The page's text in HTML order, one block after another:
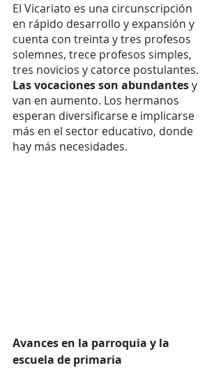
El Vicariato es una circunscripción
en rápido desarrollo y expansión y
cuenta con treinta y tres profesos
solemnes, trece profesos simples,
tres novicios y catorce postulantes.
Las vocaciones son abundantes y
van en aumento. Los hermanos
esperan diversificarse e implicarse
más en el sector educativo, donde
hay más necesidades.
Avances en la parroquia y la
escuela de primaria